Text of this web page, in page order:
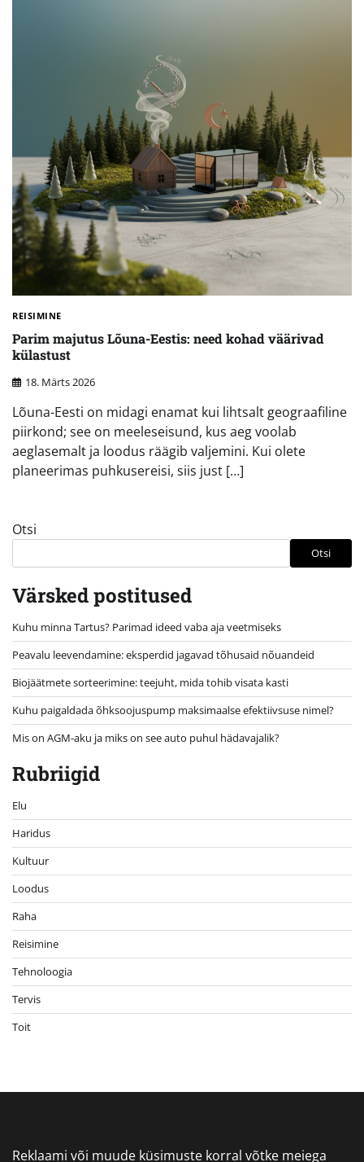
REISIMINE
Parim majutus Lõuna-Eestis: need kohad väärivad
külastust
18. Märts 2026
Lõuna-Eesti on midagi enamat kui lihtsalt geograafiline
piirkond; see on meeleseisund, kus aeg voolab
aeglasemalt ja loodus räägib valjemini. Kui olete
planeerimas puhkusereisi, siis just […]
Otsi
Otsi
Värsked postitused
Kuhu minna Tartus? Parimad ideed vaba aja veetmiseks
Peavalu leevendamine: eksperdid jagavad tõhusaid nõuandeid
Biojäätmete sorteerimine: teejuht, mida tohib visata kasti
Kuhu paigaldada õhksoojuspump maksimaalse efektiivsuse nimel?
Mis on AGM-aku ja miks on see auto puhul hädavajalik?
Rubriigid
Elu
Haridus
Kultuur
Loodus
Raha
Reisimine
Tehnoloogia
Tervis
Toit
Reklaami või muude küsimuste korral võtke meiega